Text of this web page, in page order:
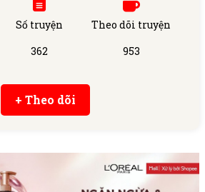
Số truyện
362
Theo dõi truyện
953
+ Theo dõi